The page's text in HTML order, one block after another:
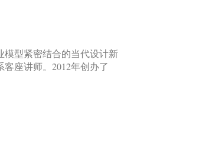
模型紧密结合的当代设计新
座讲师。2012年创办了